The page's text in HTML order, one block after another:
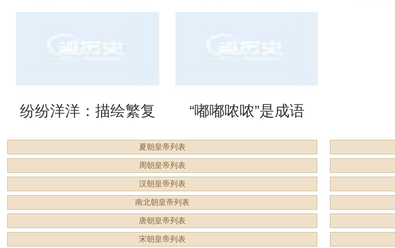
纷纷洋洋：描绘繁复
景象的生动成语
“嘟嘟哝哝”是成语
吗？用来形容什么？
夏朝皇帝列表
周朝皇帝列表
汉朝皇帝列表
南北朝皇帝列表
唐朝皇帝列表
宋朝皇帝列表